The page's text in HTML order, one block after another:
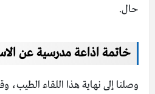
حال.
خاتمة اذاعة مدرسية عن
وصلنا إلى نهاية هذا اللقاء الطيب،